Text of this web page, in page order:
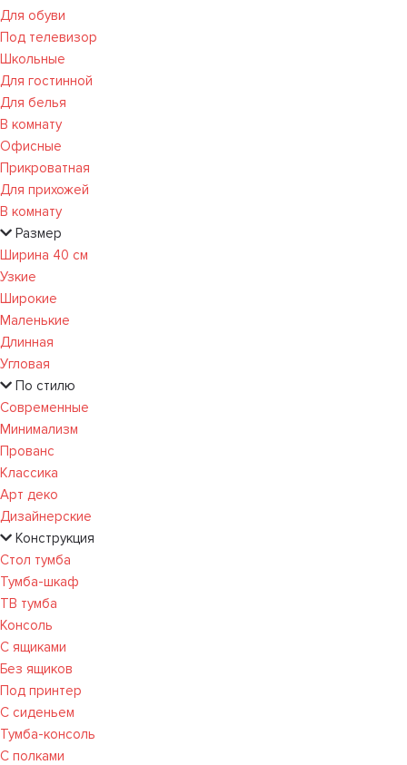
Для обуви
Под телевизор
Школьные
Для гостинной
Для белья
В комнату
Офисные
Прикроватная
Для прихожей
В комнату
Размер
Ширина 40 см
Узкие
Широкие
Маленькие
Длинная
Угловая
По стилю
Современные
Минимализм
Прованс
Классика
Арт деко
Дизайнерские
Конструкция
Стол тумба
Тумба-шкаф
ТВ тумба
Консоль
С ящиками
Без ящиков
Под принтер
С сиденьем
Тумба-консоль
С полками